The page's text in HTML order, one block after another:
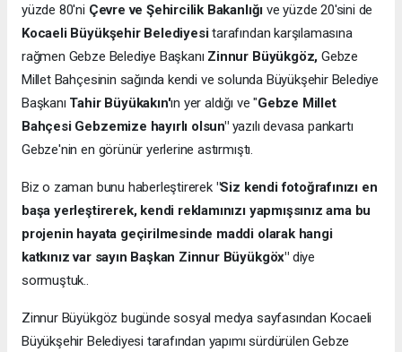
yüzde 80'ni Çevre ve Şehircilik Bakanlığı ve yüzde 20'sini de
Kocaeli Büyükşehir Belediyesitarafından karşılamasına
rağmen Gebze Belediye Başkanı Zinnur Büyükgöz, Gebze
Millet Bahçesinin sağında kendi ve solunda Büyükşehir Belediye
Başkanı Tahir Büyükakın'ın yer aldığı ve "Gebze Millet
Bahçesi Gebzemize hayırlı olsun"yazılı devasa pankartı
Gebze'nin en görünür yerlerine astırmıştı.
Biz o zaman bunu haberleştirerek "Siz kendi fotoğrafınızı en
başa yerleştirerek, kendi reklamınızı yapmışsınız ama bu
projenin hayata geçirilmesinde maddi olarak hangi
katkınız var sayın Başkan Zinnur Büyükgöx" diye
sormuştuk..
Zinnur Büyükgöz bugünde sosyal medya sayfasından Kocaeli
Büyükşehir Belediyesi tarafından yapımı sürdürülen Gebze